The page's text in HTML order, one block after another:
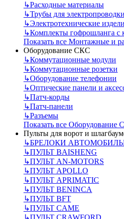
↳Расходные материалы
↳Трубы для
↳Электротехнические
↳Комплекты гофрошланга с
Показать все Монтажные и
Оборудование СКС
↳Коммутационные модули
↳Коммутационные розетки
↳Оборудование телефонии
↳Оптические панели и
↳Патч-корды
↳Патч-панели
↳Разъемы
Показать все Оборудование
Пульты для ворот и
↳БРЕЛОКИ
↳ПУЛЬТ BAISHENG
↳ПУЛЬТ AN-MOTORS
↳ПУЛЬТ APOLLO
↳ПУЛЬТ APRIMATIC
↳ПУЛЬТ BENINCA
↳ПУЛЬТ BFT
↳ПУЛЬТ CAME
↳ПУЛЬТ CRAWFORD